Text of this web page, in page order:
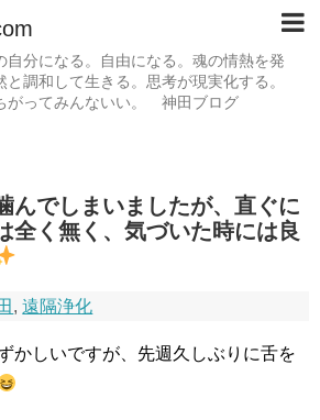
自分になる。自由になる。魂の情熱を発
調和して生きる。思考が現実化する。
がってみんないい。 神田ブログ
んでしまいましたが、直ぐに
全く無く、気づいた時には良
,遠隔浄化
かしいですが、先週久しぶりに舌を